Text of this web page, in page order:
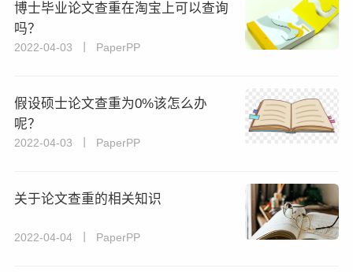
博士毕业论文查重在淘宝上可以查询
吗？
2022-04-03 丨 PaperPP
假设硕士论文查重为0%该怎么办
呢？
2022-04-03 丨 PaperPP
关于论文查重的相关知识
2022-04-04 丨 PaperPP